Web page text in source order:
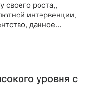
своего роста,,
интервенции,
данное
уровня с